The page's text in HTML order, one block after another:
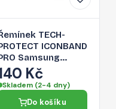
TECH-
ICONBAND
Samsung
Watch
1 / 2 2024-
(47 mm) -
starlight
Kč
Skladem (2-4 dny)
Do košíku